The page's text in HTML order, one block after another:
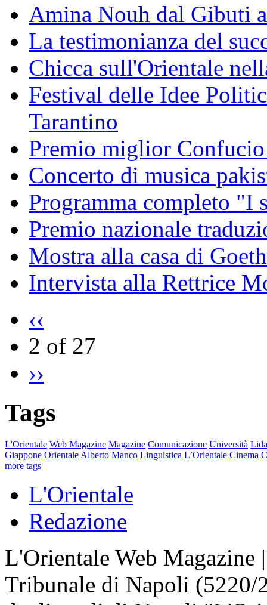
Amina Nouh dal Gibuti
La testimonianza del
Chicca sull'Orientale
Festival delle Idee
Tarantino
Premio miglior
Concerto di musica
Programma completo "I
Premio nazionale
Mostra alla casa di
Intervista alla Rettrice
‹‹
2 of 27
››
Tags
L'Orientale Web Magazine Magazine Comunicazione Università
Giappone Orientale Alberto Manco Linguistica L’Orientale Cinema
more tags
L'Orientale
Redazione
L'Orientale Web Magazine
Tribunale di Napoli